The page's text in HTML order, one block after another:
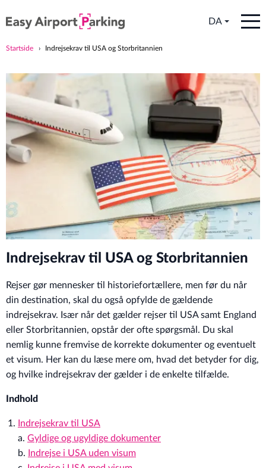
DA
Startside Indrejsekrav til USA og Storbritannien
Indrejsekrav til USA og Storbritannien
Rejser gør mennesker til historiefortællere, men før du når
din destination, skal du også opfylde de gældende
indrejsekrav. Især når det gælder rejser til USA samt England
eller Storbritannien, opstår der ofte spørgsmål. Du skal
nemlig kunne fremvise de korrekte dokumenter og eventuelt
et visum. Her kan du læse mere om, hvad det betyder for dig,
og hvilke indrejsekrav der gælder i de enkelte tilfælde.
Indhold
Indrejsekrav til USA
a. Gyldige og ugyldige dokumenter
b.
Indrejse i USA uden visum